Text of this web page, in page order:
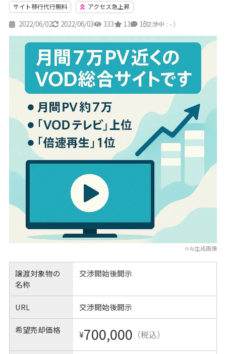
サイト移行代行無料
アクセス急上昇
2022/06/02 2022/06/03 333 13 15
（交渉中 : - ）
※AI生成画像
譲渡対象物の
名称
交渉開始後開示
URL 交渉開始後開示
希望売却価格 ¥700,000 （税込）